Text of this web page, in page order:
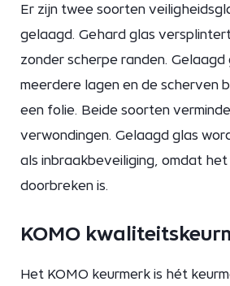
Er zijn twee soorten
gelaagd. Gehard glas
zonder scherpe randen.
meerdere lagen en de scherven
een folie. Beide soorten
verwondingen. Gelaagd glas
als inbraakbeveiliging, omdat het
doorbreken is.
KOMO
Het KOMO keurmerk is hét